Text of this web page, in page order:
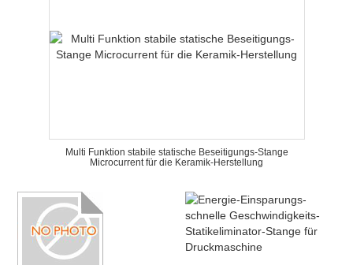
Multi Funktion stabile statische Beseitigungs-Stange
Microcurrent für die Keramik-Herstellung